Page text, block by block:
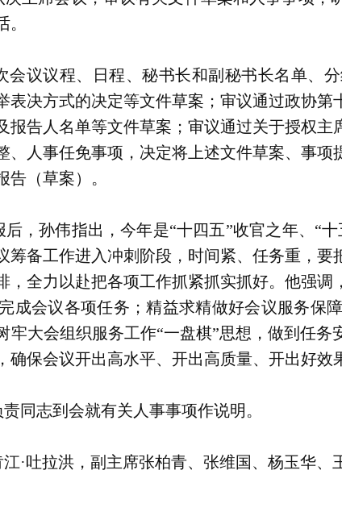
会议议程、日程、秘书长和副秘书长名单、
表决方式的决定等文件草案；审议通过政协
报告人名单等文件草案；审议通过关于授权
、人事任免事项，决定将上述文件草案、事
（草案）。
，孙伟指出，今年是“十四五”收官之年、“
筹备工作进入冲刺阶段，时间紧、任务重，
，全力以赴把各项工作抓紧抓实抓好。他强
成会议各项任务；精益求精做好会议服务保
牢大会组织服务工作“一盘棋”思想，做到任
保会议开出高水平、开出高质量、开出好效
同志到会就有关人事事项作说明。
·吐拉洪，副主席张柏青、张维国、杨玉华、